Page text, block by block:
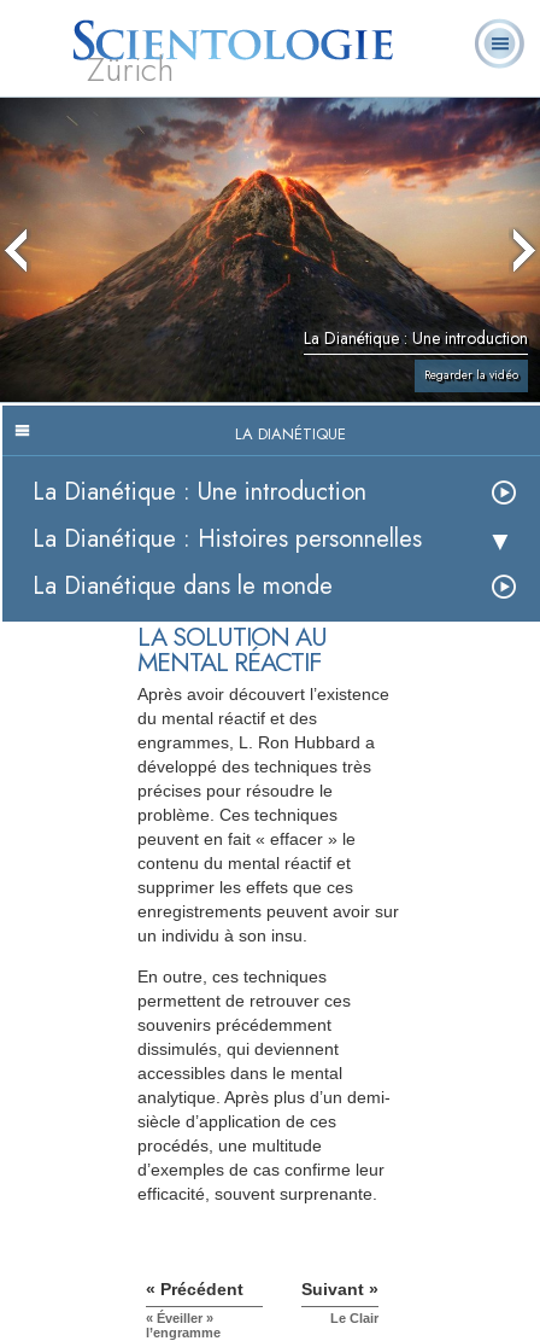
Zürich
L. Ron Hubbard
Qu’est-ce que la
Scientologie ?
Ministres
volontaires
Foire aux
questions
Livres
La Dianétique : Une introduction
Regarder la vidéo
LA DIANÉTIQUE
La Dianétique : Une introduction
La Dianétique : Histoires personnelles
La Dianétique dans le monde
LA SOLUTION AU
MENTAL RÉACTIF
Après avoir découvert l’existence
du mental réactif et des
engrammes, L. Ron Hubbard a
développé des techniques très
précises pour résoudre le
problème. Ces techniques
peuvent en fait « effacer » le
contenu du mental réactif et
supprimer les effets que ces
enregistrements peuvent avoir sur
un individu à son insu.
En outre, ces techniques
permettent de retrouver ces
souvenirs précédemment
dissimulés, qui deviennent
accessibles dans le mental
analytique. Après plus d’un demi-
siècle d’application de ces
procédés, une multitude
d’exemples de cas confirme leur
efficacité, souvent surprenante.
« Précédent
« Éveiller »
l’engramme
Suivant »
Le Clair